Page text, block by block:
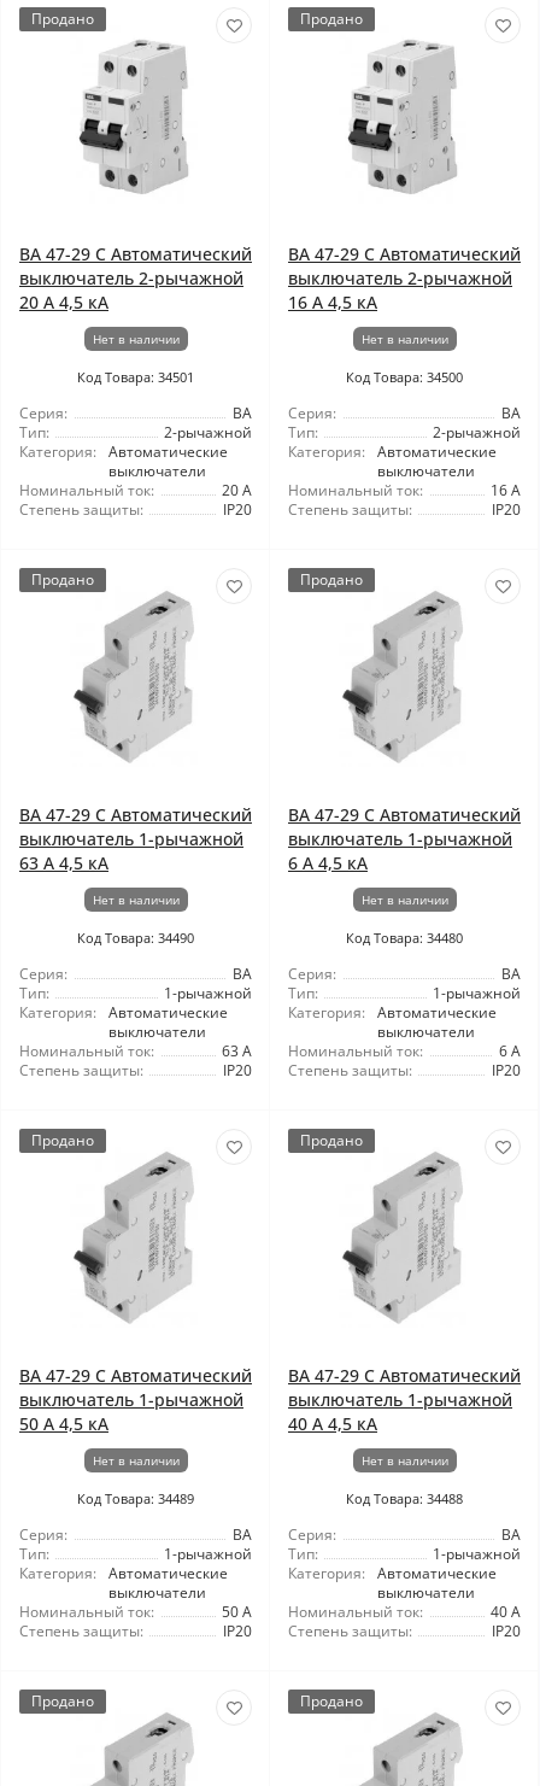
Продано
ВА 47-29 C Автоматический
выключатель 2-рычажной
20 А 4,5 кА
Нет в наличии
Код Товара: 34501
Серия:
ВА
Тип:
2-рычажной
Категория:
Автоматические
выключатели
Номинальный ток:
20 А
Степень защиты:
IP20
Продано
ВА 47-29 C Автоматический
выключатель 2-рычажной
16 А 4,5 кА
Нет в наличии
Код Товара: 34500
Серия:
ВА
Тип:
2-рычажной
Категория:
Автоматические
выключатели
Номинальный ток:
16 А
Степень защиты:
IP20
Продано
ВА 47-29 C Автоматический
выключатель 1-рычажной
63 А 4,5 кА
Нет в наличии
Код Товара: 34490
Серия:
ВА
Тип:
1-рычажной
Категория:
Автоматические
выключатели
Номинальный ток:
63 А
Степень защиты:
IP20
Продано
ВА 47-29 C Автоматический
выключатель 1-рычажной
6 А 4,5 кА
Нет в наличии
Код Товара: 34480
Серия:
ВА
Тип:
1-рычажной
Категория:
Автоматические
выключатели
Номинальный ток:
6 А
Степень защиты:
IP20
Продано
ВА 47-29 C Автоматический
выключатель 1-рычажной
50 А 4,5 кА
Нет в наличии
Код Товара: 34489
Серия:
ВА
Тип:
1-рычажной
Категория:
Автоматические
выключатели
Номинальный ток:
50 А
Степень защиты:
IP20
Продано
ВА 47-29 C Автоматический
выключатель 1-рычажной
40 А 4,5 кА
Нет в наличии
Код Товара: 34488
Серия:
ВА
Тип:
1-рычажной
Категория:
Автоматические
выключатели
Номинальный ток:
40 А
Степень защиты:
IP20
Продано Продано